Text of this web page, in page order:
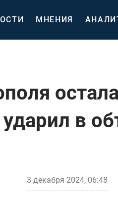
МНЕНИЯ
в
3 декабря 2024, 06:48